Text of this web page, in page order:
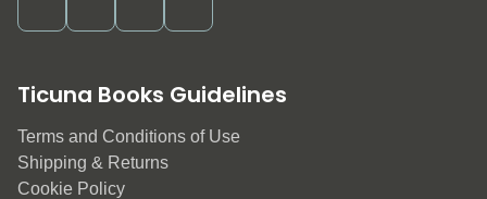
Ticuna Books Guidelines
Terms and Conditions of Use
Shipping & Returns
Cookie Policy